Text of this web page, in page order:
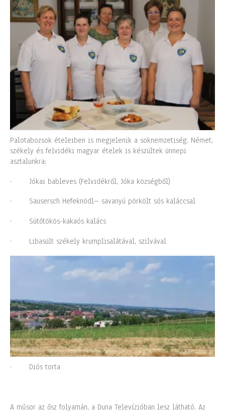
Palotabozsok ételeiben is megjelenik a soknemzetiség. Német,
székely és felvidéki magyar ételek is készültek ünnepi
asztalunkra:
· Jókai bableves (Felvidékről, Jóka községből)
· Sausersch Hefeknödl– savanyú pörkölt sós kaláccsal
· Sütőtökös-kakaós kalács
· Libasült székely krumplisalátával, szilvával
· Diós torta
A műsor az ősz folyamán, a Duna Televízióban lesz látható. Az